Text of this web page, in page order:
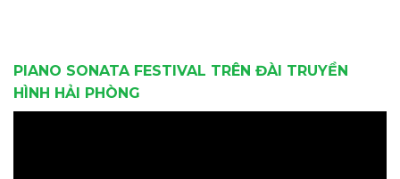
PIANO SONATA FESTIVAL TRÊN ĐÀI TRUYỀN
HÌNH HẢI PHÒNG